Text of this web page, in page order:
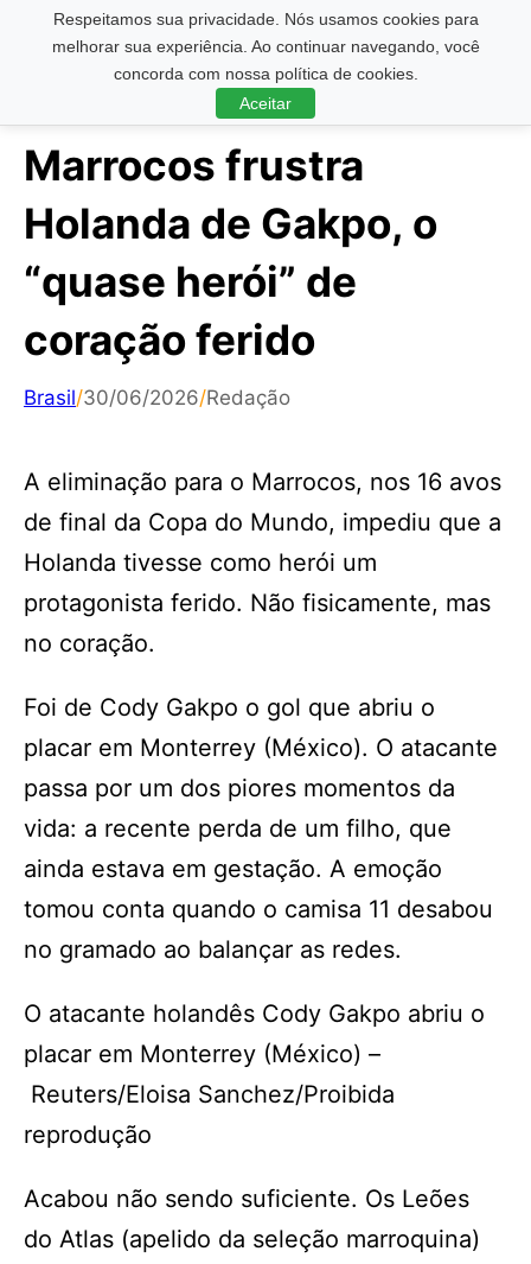
Respeitamos sua privacidade. Nós usamos cookies para
melhorar sua experiência. Ao continuar navegando, você
concorda com nossa política de cookies.
Aceitar
Pesquisar ...
Marrocos frustra
Holanda de Gakpo, o
“quase herói” de
coração ferido
Brasil/30/06/2026/Redação
A eliminação para o Marrocos, nos 16 avos
de final da Copa do Mundo, impediu que a
Holanda tivesse como herói um
protagonista ferido. Não fisicamente, mas
no coração.
Foi de Cody Gakpo o gol que abriu o
placar em Monterrey (México). O atacante
passa por um dos piores momentos da
vida: a recente perda de um filho, que
ainda estava em gestação. A emoção
tomou conta quando o camisa 11 desabou
no gramado ao balançar as redes.
O atacante holandês Cody Gakpo abriu o
placar em Monterrey (México) –
Reuters/Eloisa Sanchez/Proibida
reprodução
Acabou não sendo suficiente. Os Leões
do Atlas (apelido da seleção marroquina)